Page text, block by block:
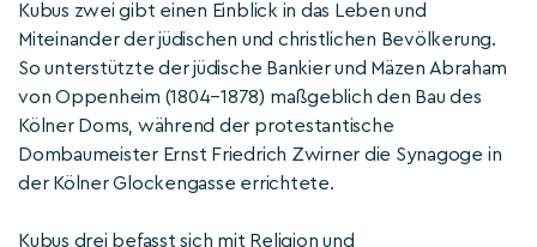
Kubus zwei gibt einen Einblick in das Leben und
Miteinander der jüdischen und christlichen Bevölkerung.
So unterstützte der jüdische Bankier und Mäzen Abraham
von Oppenheim (1804–1878) maßgeblich den Bau des
Kölner Doms, während der protestantische
Dombaumeister Ernst Friedrich Zwirner die Synagoge in
der Kölner Glockengasse errichtete.
Kubus drei befasst sich mit Religion und